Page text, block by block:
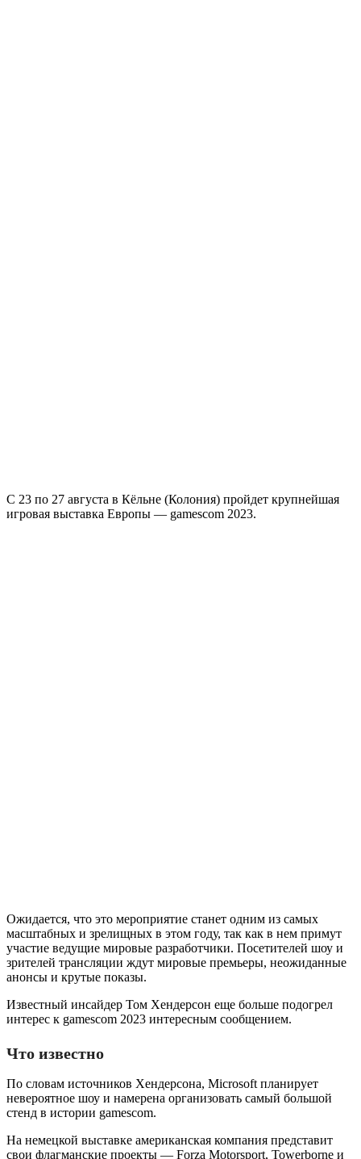
С 23 по 27 августа в Кёльне (Колония) пройдет крупнейшая
игровая выставка Европы — gamescom 2023.
Ожидается, что это мероприятие станет одним из самых
масштабных и зрелищных в этом году, так как в нем примут
участие ведущие мировые разработчики. Посетителей шоу и
зрителей трансляции ждут мировые премьеры, неожиданные
анонсы и крутые показы.
Известный инсайдер Том Хендерсон еще больше подогрел
интерес к gamescom 2023 интересным сообщением.
Что известно
По словам источников Хендерсона, Microsoft планирует
невероятное шоу и намерена организовать самый большой
стенд в истории gamescom.
На немецкой выставке американская компания представит
свои флагманские проекты — Forza Motorsport, Towerborne и